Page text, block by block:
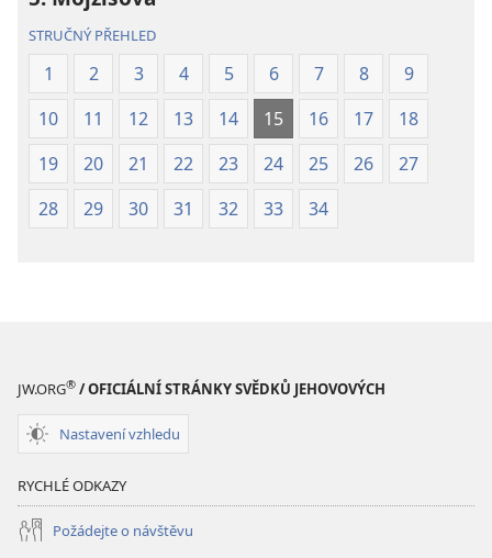
STRUČNÝ PŘEHLED
1 2 3 4 5 6 7 8
9
10
11 12 13 14 15 16 17
18
19
20 21 22 23 24 25 26
27
28
29 30 31 32 33 34
JW.ORG® / OFICIÁLNÍ STRÁNKY SVĚDKŮ JEHOVOVÝCH
Nastavení vzhledu
RYCHLÉ ODKAZY
Požádejte o návštěvu